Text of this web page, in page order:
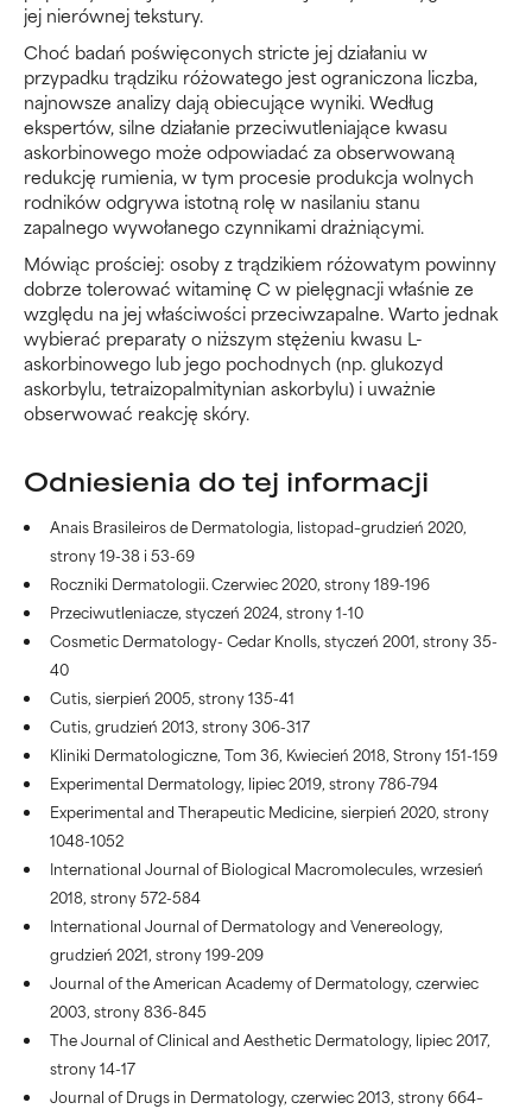
jej nierównej tekstury.
Choć badań poświęconych stricte jej działaniu w
przypadku trądziku różowatego jest ograniczona liczba,
najnowsze analizy dają obiecujące wyniki. Według
ekspertów, silne działanie przeciwutleniające kwasu
askorbinowego może odpowiadać za obserwowaną
redukcję rumienia, w tym procesie produkcja wolnych
rodników odgrywa istotną rolę w nasilaniu stanu
zapalnego wywołanego czynnikami drażniącymi.
Mówiąc prościej: osoby z trądzikiem różowatym powinny
dobrze tolerować witaminę C w pielęgnacji właśnie ze
względu na jej właściwości przeciwzapalne. Warto jednak
wybierać preparaty o niższym stężeniu kwasu L-
askorbinowego lub jego pochodnych (np. glukozyd
askorbylu, tetraizopalmitynian askorbylu) i uważnie
obserwować reakcję skóry.
Odniesienia do tej informacji
Anais Brasileiros de Dermatologia, listopad–grudzień 2020,
strony 19-38 i 53-69
Roczniki Dermatologii. Czerwiec 2020, strony 189-196
Przeciwutleniacze, styczeń 2024, strony 1-10
Cosmetic Dermatology- Cedar Knolls, styczeń 2001, strony 35-
40
Cutis, sierpień 2005, strony 135-41
Cutis, grudzień 2013, strony 306-317
Kliniki Dermatologiczne, Tom 36, Kwiecień 2018, Strony 151-159
Experimental Dermatology, lipiec 2019, strony 786-794
Experimental and Therapeutic Medicine, sierpień 2020, strony
1048-1052
International Journal of Biological Macromolecules, wrzesień
2018, strony 572-584
International Journal of Dermatology and Venereology,
grudzień 2021, strony 199-209
Journal of the American Academy of Dermatology, czerwiec
2003, strony 836-845
The Journal of Clinical and Aesthetic Dermatology, lipiec 2017,
strony 14-17
Journal of Drugs in Dermatology, czerwiec 2013, strony 664–